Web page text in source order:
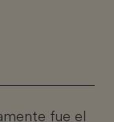
fue el